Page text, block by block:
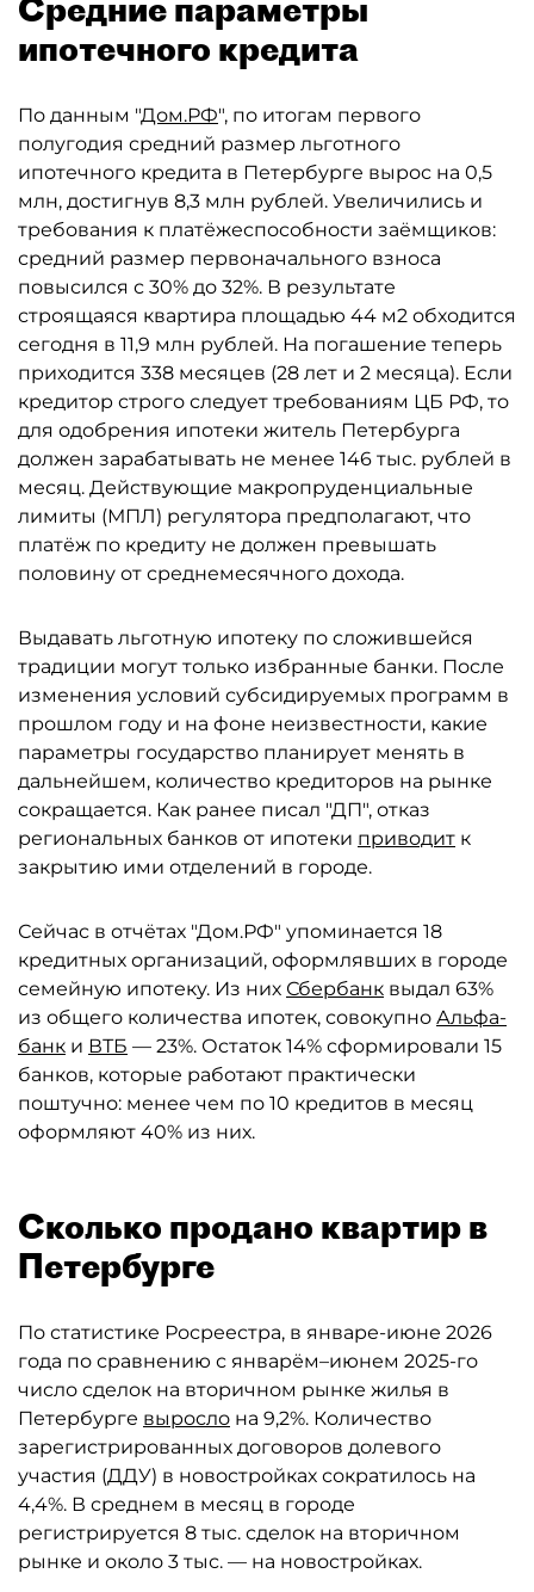
Средние параметры
ипотечного кредита
По данным "Дом.РФ", по итогам первого
полугодия средний размер льготного
ипотечного кредита в Петербурге вырос на 0,5
млн, достигнув 8,3 млн рублей. Увеличились и
требования к платёжеспособности заёмщиков:
средний размер первоначального взноса
повысился с 30% до 32%. В результате
строящаяся квартира площадью 44 м2 обходится
сегодня в 11,9 млн рублей. На погашение теперь
приходится 338 месяцев (28 лет и 2 месяца). Если
кредитор строго следует требованиям ЦБ РФ, то
для одобрения ипотеки житель Петербурга
должен зарабатывать не менее 146 тыс. рублей в
месяц. Действующие макропруденциальные
лимиты (МПЛ) регулятора предполагают, что
платёж по кредиту не должен превышать
половину от среднемесячного дохода.
Выдавать льготную ипотеку по сложившейся
традиции могут только избранные банки. После
изменения условий субсидируемых программ в
прошлом году и на фоне неизвестности, какие
параметры государство планирует менять в
дальнейшем, количество кредиторов на рынке
сокращается. Как ранее писал "ДП", отказ
региональных банков от ипотеки приводит к
закрытию ими отделений в городе.
Сейчас в отчётах "Дом.РФ" упоминается 18
кредитных организаций, оформлявших в городе
семейную ипотеку. Из них Сбербанк выдал 63%
из общего количества ипотек, совокупно Альфа-
банк и ВТБ — 23%. Остаток 14% сформировали 15
банков, которые работают практически
поштучно: менее чем по 10 кредитов в месяц
оформляют 40% из них.
Сколько продано квартир в
Петербурге
По статистике Росреестра, в январе-июне 2026
года по сравнению с январём–июнем 2025-го
число сделок на вторичном рынке жилья в
Петербурге выросло на 9,2%. Количество
зарегистрированных договоров долевого
участия (ДДУ) в новостройках сократилось на
4,4%. В среднем в месяц в городе
регистрируется 8 тыс. сделок на вторичном
рынке и около 3 тыс. — на новостройках.